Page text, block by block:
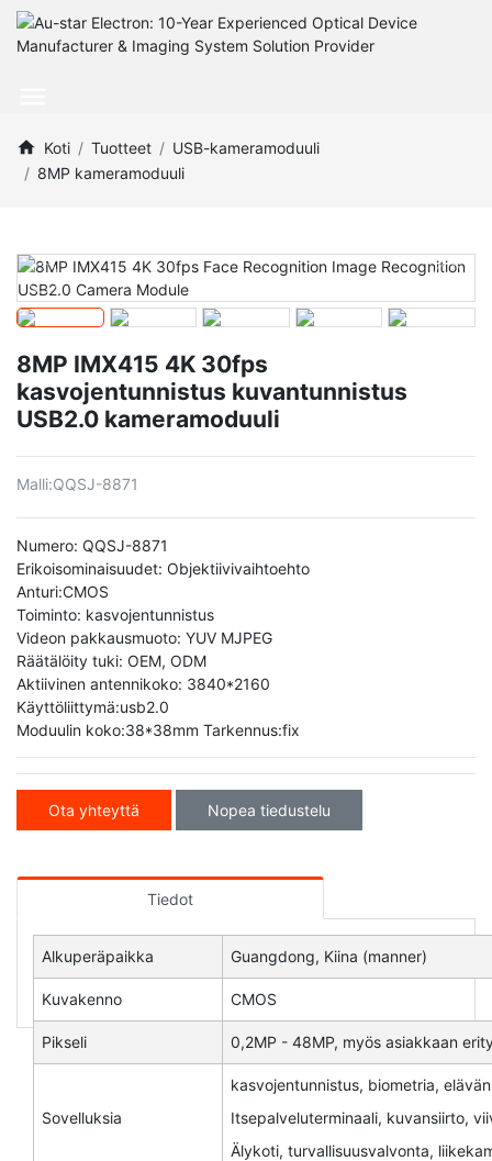
Koti Tuotteet
USB-kameramoduuli
8MP kameramoduuli
8MP IMX415 4K 30fps
kasvojentunnistus kuvantunnistus
USB2.0 kameramoduuli
Malli:QQSJ-8871
Numero: QQSJ-8871
Erikoisominaisuudet: Objektiivivaihtoehto
Anturi:CMOS
Toiminto: kasvojentunnistus
Videon pakkausmuoto: YUV MJPEG
Räätälöity tuki: OEM, ODM
Aktiivinen antennikoko: 3840*2160
Käyttöliittymä:usb2.0
Moduulin koko:38*38mm Tarkennus:fix
Ota yhteyttä Nopea tiedustelu
Tiedot
Alkuperäpaikka Guangdong, Kiina (manner)
Kuvakenno CMOS
Pikseli 0,2MP - 48MP, myös asiakkaan
Sovelluksia
kasvojentunnistus, biometria,
Itsepalveluterminaali, kuvansiirto,
Älykoti, turvallisuusvalvonta,